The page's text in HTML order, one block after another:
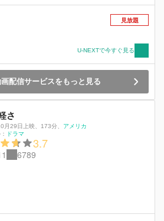
見放題
U-NEXTで今すぐ見る
配信サービスをもっと見る
さ
月29日上映 173分
アメリカ
ドラマ
3.7
6789